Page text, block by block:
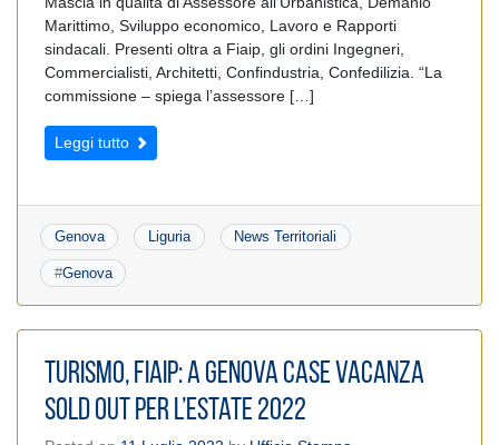
Marittimo, Sviluppo economico, Lavoro e Rapporti
sindacali. Presenti oltra a Fiaip, gli ordini Ingegneri,
Commercialisti, Architetti, Confindustria, Confedilizia. “La
commissione – spiega l’assessore […]
Leggi tutto
Genova Liguria News Territoriali
#Genova
Turismo, Fiaip: A Genova case vacanza
sold out per l’Estate 2022